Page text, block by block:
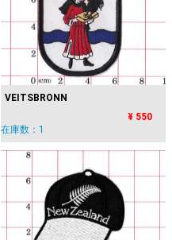
VEITSBRONN
¥ 550
在庫数：1